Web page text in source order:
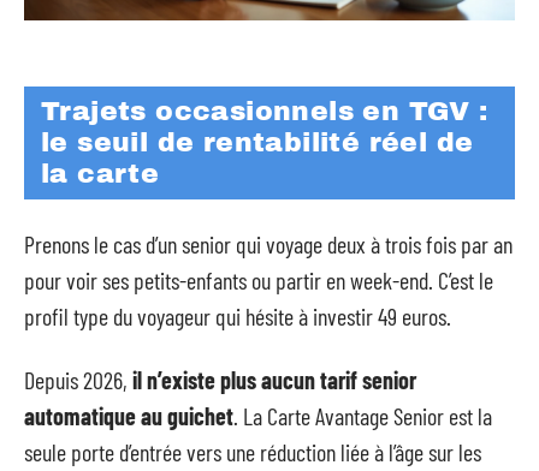
Trajets occasionnels en TGV :
le seuil de rentabilité réel de
la carte
Prenons le cas d’un senior qui voyage deux à trois fois par an
pour voir ses petits-enfants ou partir en week-end. C’est le
profil type du voyageur qui hésite à investir 49 euros.
Depuis 2026, il n’existe plus aucun tarif senior
automatique au guichet . La Carte Avantage Senior est la
seule porte d’entrée vers une réduction liée à l’âge sur les